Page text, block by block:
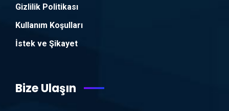
Gizlilik Politikası
Kullanım Koşulları
İstek ve Şikayet
Bize Ulaşın